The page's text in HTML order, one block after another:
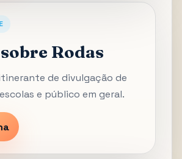
Rodas
de divulgação de
e público em geral.